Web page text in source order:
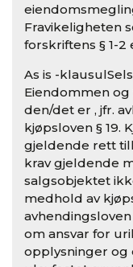
Fravikeligheten
forskriftens § 1-
As is -
Eiendommen
den/det er , jfr.
kjøpsloven § 19.
gjeldende rett
krav gjeldende
salgsobjektet
medhold av
om ansvar for
opplysninger og